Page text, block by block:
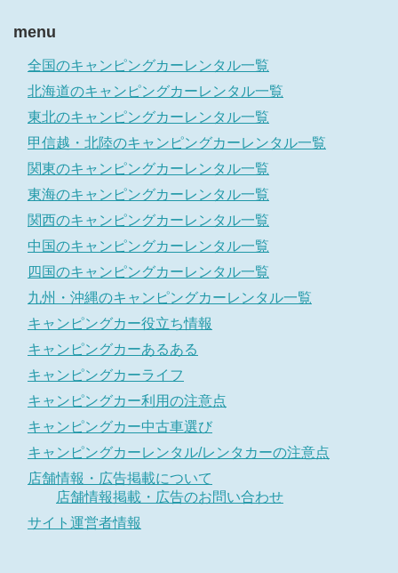
menu
全国のキャンピングカーレンタル一覧
北海道のキャンピングカーレンタル一覧
東北のキャンピングカーレンタル一覧
甲信越・北陸のキャンピングカーレンタル一覧
関東のキャンピングカーレンタル一覧
東海のキャンピングカーレンタル一覧
関西のキャンピングカーレンタル一覧
中国のキャンピングカーレンタル一覧
四国のキャンピングカーレンタル一覧
九州・沖縄のキャンピングカーレンタル一覧
キャンピングカー役立ち情報
キャンピングカーあるある
キャンピングカーライフ
キャンピングカー利用の注意点
キャンピングカー中古車選び
キャンピングカーレンタル/レンタカーの注意点
店舗情報・広告掲載について
店舗情報掲載・広告のお問い合わせ
サイト運営者情報